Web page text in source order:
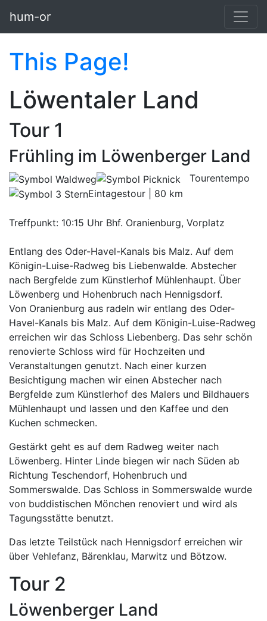
hum-or
This Page!
Löwentaler Land
Tour 1
Frühling im Löwenberger Land
Tourentempo
Eintagestour | 80 km
Treffpunkt: 10:15 Uhr Bhf. Oranienburg, Vorplatz
Entlang des Oder-Havel-Kanals bis Malz. Auf dem
Königin-Luise-Radweg bis Liebenwalde. Abstecher
nach Bergfelde zum Künstlerhof Mühlenhaupt. Über
Löwenberg und Hohenbruch nach Hennigsdorf.
Von Oranienburg aus radeln wir entlang des Oder-
Havel-Kanals bis Malz. Auf dem Königin-Luise-Radweg
erreichen wir das Schloss Liebenberg. Das sehr schön
renovierte Schloss wird für Hochzeiten und
Veranstaltungen genutzt. Nach einer kurzen
Besichtigung machen wir einen Abstecher nach
Bergfelde zum Künstlerhof des Malers und Bildhauers
Mühlenhaupt und lassen und den Kaffee und den
Kuchen schmecken.
Gestärkt geht es auf dem Radweg weiter nach
Löwenberg. Hinter Linde biegen wir nach Süden ab
Richtung Teschendorf, Hohenbruch und
Sommerswalde. Das Schloss in Sommerswalde wurde
von buddistischen Mönchen renoviert und wird als
Tagungsstätte benutzt.
Das letzte Teilstück nach Hennigsdorf erreichen wir
über Vehlefanz, Bärenklau, Marwitz und Bötzow.
Tour 2
Löwenberger Land